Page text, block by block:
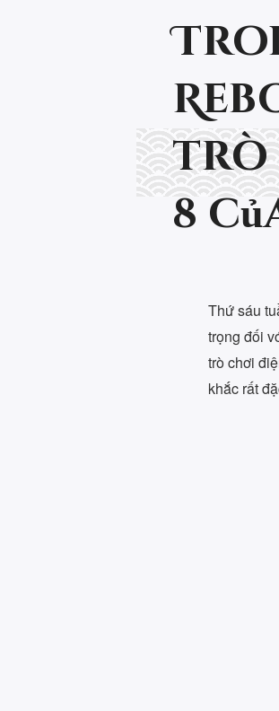
trò
8
Thứ sáu
trọng đối
trò chơi
khắc rất